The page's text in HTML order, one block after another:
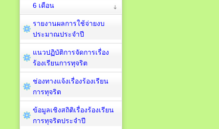
6 เดือน
รายงานผลการใช้จ่ายงบ
ประมาณประจำปี
แนวปฏิบัติการจัดการเรื่อง
ร้องเรียนการทุจริต
ช่องทางแจ้งเรื่องร้องเรียน
การทุจริต
ข้อมูลเชิงสถิติเรื่องร้องเรียน
การทุจริตประจำปี